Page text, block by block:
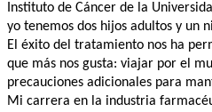
Instituto de Cáncer de la
yo tenemos dos hijos adultos y un
El éxito del tratamiento nos ha
que más nos gusta: viajar por el
precauciones adicionales para
Mi carrera en la industria